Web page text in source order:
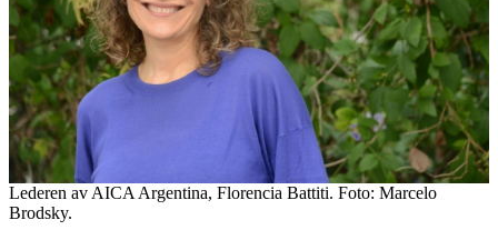
Lederen av AICA Argentina, Florencia Battiti. Foto: Marcelo
Brodsky.